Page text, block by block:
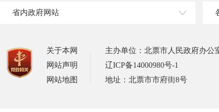
省内政府网站
关于本网
网站声明
网站地图
主办单位：北票市人民政府办公
辽ICP备14000980号-1
地址：北票市市府街8号